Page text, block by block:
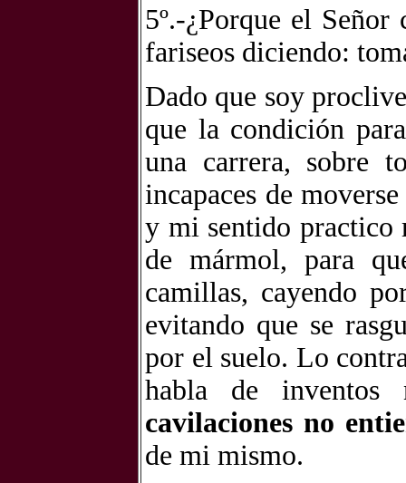
5º.-¿Porque el
fariseos diciendo:
Dado que soy
que la condición
una carrera, sobre
incapaces de
y mi sentido practico
de mármol, para
camillas, cayendo
evitando que se
por el suelo. Lo
habla de
cavilaciones no
de mi mismo.